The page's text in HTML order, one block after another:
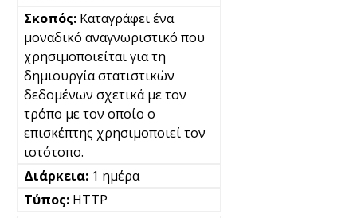
Καταγράφει ένα
μοναδικό αναγνωριστικό που
χρησιμοποιείται για τη
δημιουργία στατιστικών
δεδομένων σχετικά με τον
τρόπο με τον οποίο ο
επισκέπτης χρησιμοποιεί τον
ιστότοπο.
1 ημέρα
HTTP